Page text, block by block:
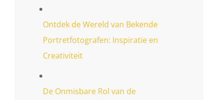
Ontdek de Wereld van Bekende
Portretfotografen: Inspiratie en
Creativiteit
De Onmisbare Rol van de